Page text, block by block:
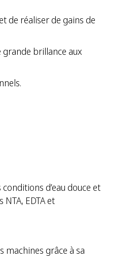
de réaliser de gains de
brillance aux
d’eau douce et
EDTA et
machines grâce à sa